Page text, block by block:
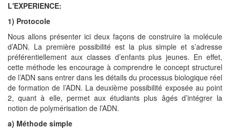
L'EXPERIENCE:
1) Protocole
Nous allons présenter ici deux façons de construire la molécule
d’ADN. La première possibilité est la plus simple et s’adresse
préférentiellement aux classes d’enfants plus jeunes. En effet,
cette méthode les encourage à comprendre le concept structurel
de l’ADN sans entrer dans les détails du processus biologique réel
de formation de l’ADN. La deuxième possibilité exposée au point
2, quant à elle, permet aux étudiants plus âgés d’intégrer la
notion de polymérisation de l’ADN.
a) Méthode simple